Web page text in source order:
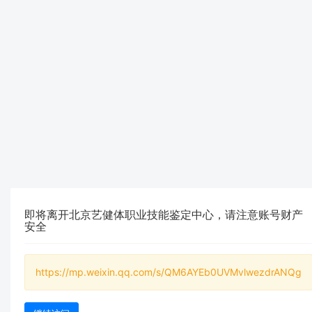
即将离开北京艺健体职业技能鉴定中心，请注意账号财产
安全
https://mp.weixin.qq.com/s/QM6AYEb0UVMvlwezdrANQg